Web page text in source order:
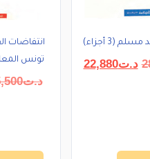
(3 أجزاء)
السعر
د.ت22,880السعر
انتفاضات
تونس
د.ت